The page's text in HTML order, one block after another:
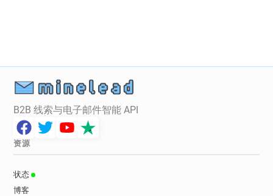
B2B 线索与电子邮件智能 API
资源
状态
博客